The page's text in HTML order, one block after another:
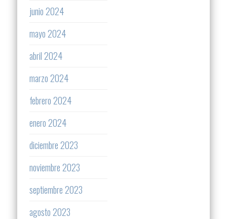
junio 2024
mayo 2024
abril 2024
marzo 2024
febrero 2024
enero 2024
diciembre 2023
noviembre 2023
septiembre 2023
agosto 2023